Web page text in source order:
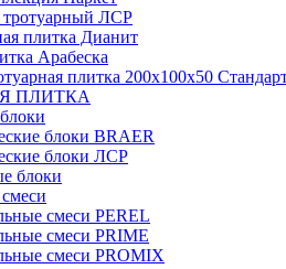
ЛСР
плитка Дианит
Арабеска
плитка 200х100х50
ПЛИТКА
блоки BRAER
блоки ЛСР
блоки
смеси PEREL
смеси PRIME
смеси PROMIX